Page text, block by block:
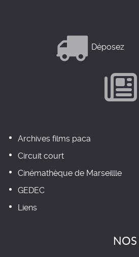
Déposez
Archives films paca
Circuit court
Cinémathèque de Marseillle
GEDEC
Liens
NOS